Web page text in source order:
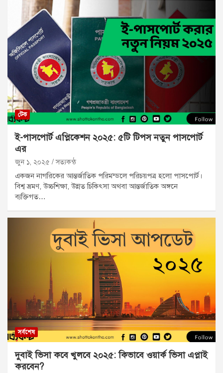
টেক
ই-পাসপোর্ট এপ্লিকেশন ২০২৫: ৫টি টিপস নতুন পাসপোর্ট
এর
জুন ১, ২০২৫ সত্যকন্ঠ
একজন নাগরিকের আন্তর্জাতিক পরিমন্ডলে পরিচয়পত্র হলো পাসপোর্ট।
বিশ্ব ভ্রমণ, উচ্চশিক্ষা, উন্নত চিকিৎসা অথবা আন্তর্জাতিক অঙ্গনে
ব্যক্তিগত…
সর্বশেষ
দুবাই ভিসা কবে খুলবে ২০২৫: কিভাবে ওয়ার্ক ভিসা এপ্লাই
করবেন?